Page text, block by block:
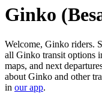
Ginko
Welcome, Ginko riders.
all Ginko transit options
maps, and next
about Ginko and other
in our app.